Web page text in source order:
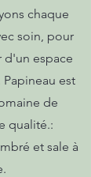
chaque
soin, pour
d'un espace
est
de
qualité.:
et sale à